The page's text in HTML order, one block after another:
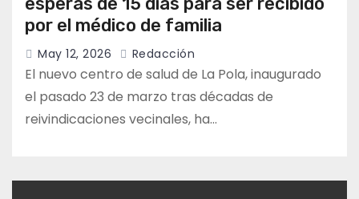
por el médico de familia
May 12, 2026 Redacción
El nuevo centro de salud de La Pola, inaugurado
el pasado 23 de marzo tras décadas de
reivindicaciones vecinales, ha…